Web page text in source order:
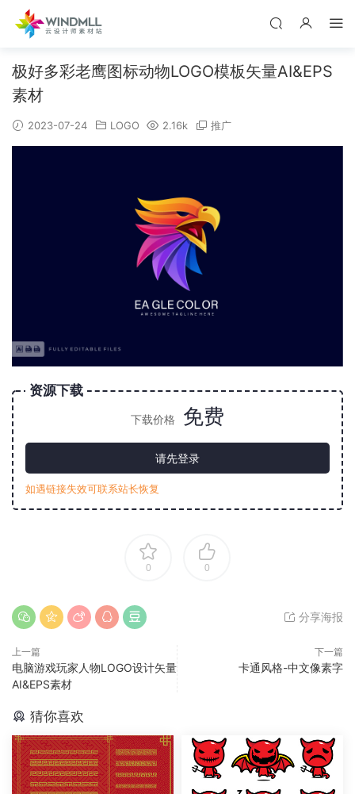
极好多彩老鹰图标动物LOGO模板矢量AI&EPS
素材
2023-07-24 LOGO 2.16k 推广
资源下载
下载价格 免费
请先登录
如遇链接失效可联系站长恢复
0 0
分享海报
上一篇
电脑游戏玩家人物LOGO设计矢量
AI&EPS素材
下一篇
卡通风格-中文像素字
猜你喜欢